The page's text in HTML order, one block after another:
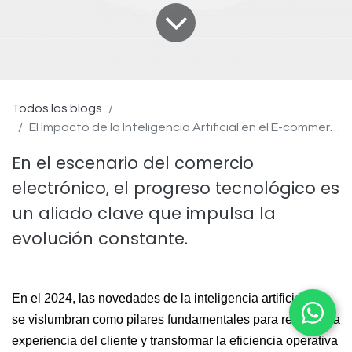
Todos los blogs
El Impacto de la Inteligencia Artificial en el E-commerce del 2024.
En el escenario del comercio
electrónico, el progreso tecnológico es
un aliado clave que impulsa la
evolución constante.
En el 2024, las novedades de la inteligencia artificial (IA)
se vislumbran como pilares fundamentales para redefinir la
experiencia del cliente y transformar la eficiencia operativa